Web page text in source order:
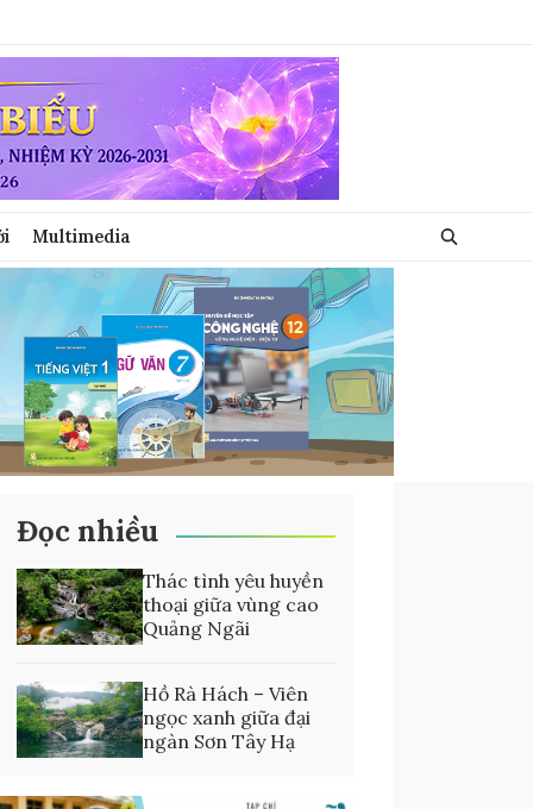
Multimedia
Đọc nhiều
Thác tình yêu huyền
thoại giữa vùng cao
Quảng Ngãi
Hồ Rà Hách – Viên
ngọc xanh giữa đại
ngàn Sơn Tây Hạ